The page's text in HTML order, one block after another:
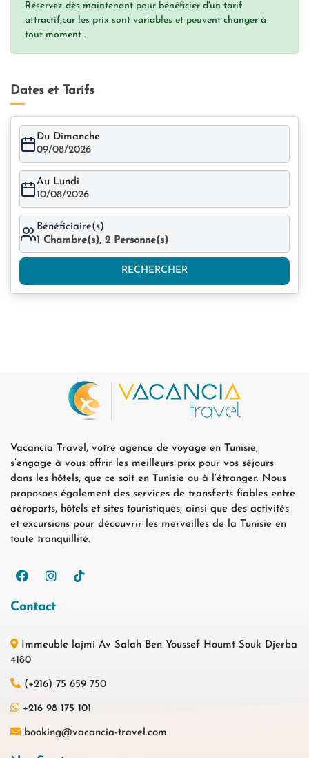
Réservez dès maintenant pour bénéficier d'un tarif
attractif,car les prix sont variables et peuvent changer à
tout moment .
Dates et Tarifs
Du Dimanche
09/08/2026
Au Lundi
10/08/2026
Bénéficiaire(s)
1 Chambre(s), 2 Personne(s)
RECHERCHER
Vacancia Travel, votre agence de voyage en Tunisie,
s’engage à vous offrir les meilleurs prix pour vos séjours
dans les hôtels, que ce soit en Tunisie ou à l’étranger. Nous
proposons également des services de transferts fiables entre
aéroports, hôtels et sites touristiques, ainsi que des activités
et excursions pour découvrir les merveilles de la Tunisie en
toute tranquillité.
Contact
Immeuble lajmi Av Salah Ben Youssef Houmt Souk Djerba
4180
(+216) 75 659 750
+216 98 175 101
booking@vacancia-travel.com